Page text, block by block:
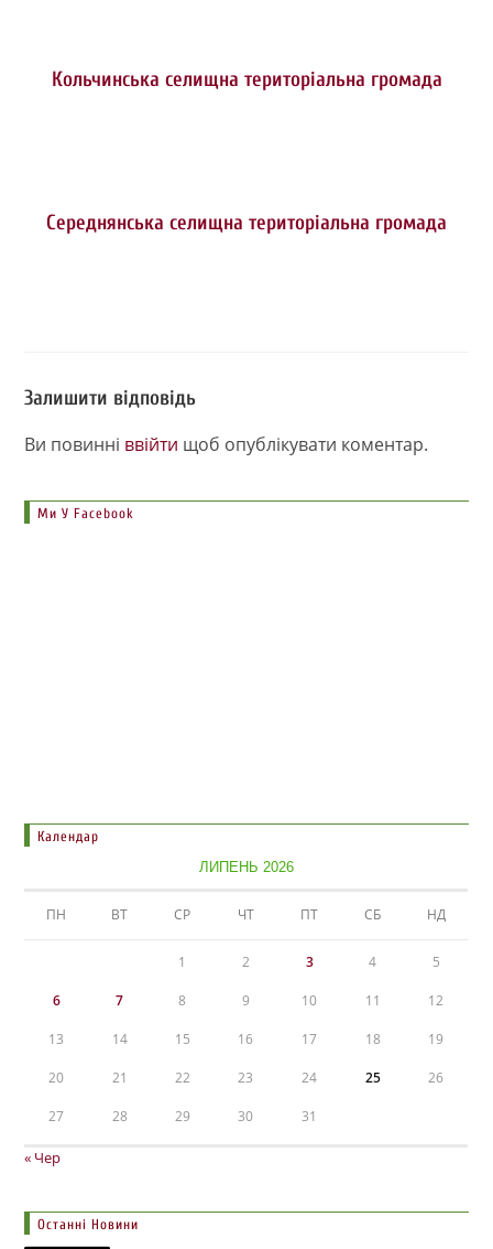
Кольчинська селищна територіальна громада
Середнянська селищна територіальна громада
Залишити відповідь
Ви повинні ввійти щоб опублікувати коментар.
Ми У Facebook
Календар
ЛИПЕНЬ 2026
ПН ВТ СР ЧТ ПТ СБ НД
1 2 3 4 5
6 7 8 9 10 11 12
13 14 15 16 17 18 19
20 21 22 23 24 25 26
27 28 29 30 31
« Чер
Останні Новини